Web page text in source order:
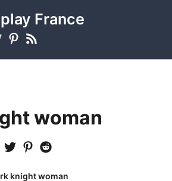
France
woman
knight woman